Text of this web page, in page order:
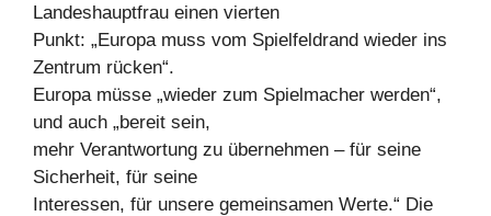
Landeshauptfrau einen vierten
Punkt: „Europa muss vom Spielfeldrand wieder ins
Zentrum rücken“.
Europa müsse „wieder zum Spielmacher werden“,
und auch „bereit sein,
mehr Verantwortung zu übernehmen – für seine
Sicherheit, für seine
Interessen, für unsere gemeinsamen Werte.“ Die